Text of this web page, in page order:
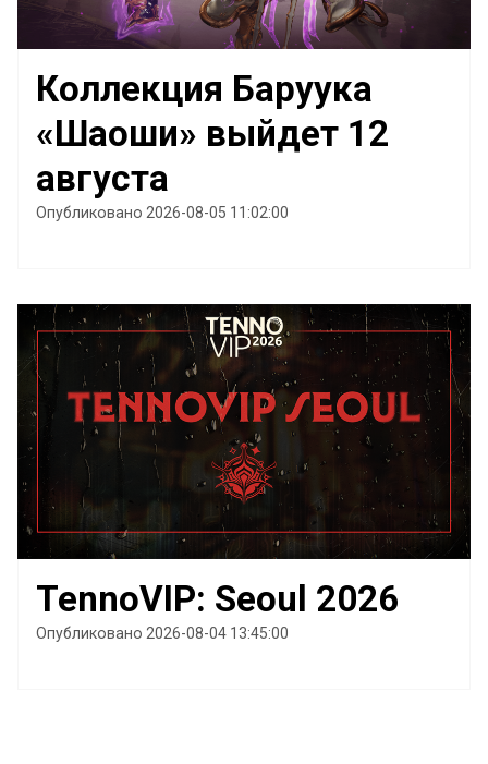
Коллекция Баруука
«Шаоши» выйдет 12
августа
Опубликовано 2026-08-05 11:02:00
TennoVIP: Seoul 2026
Опубликовано 2026-08-04 13:45:00